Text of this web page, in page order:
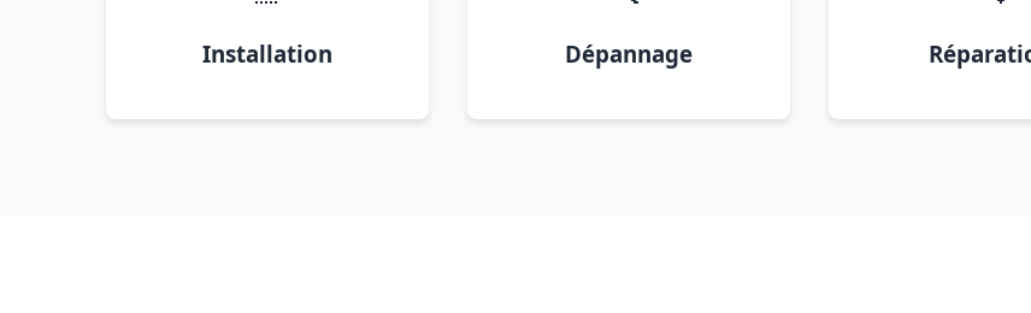
Installation Dépannage